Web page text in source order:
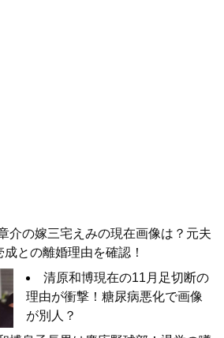
介の嫁三宅えみの現在画像は？元夫
成との離婚理由を確認！
清原和博現在の11月足切断の
理由が衝撃！糖尿病悪化で画像
が別人？